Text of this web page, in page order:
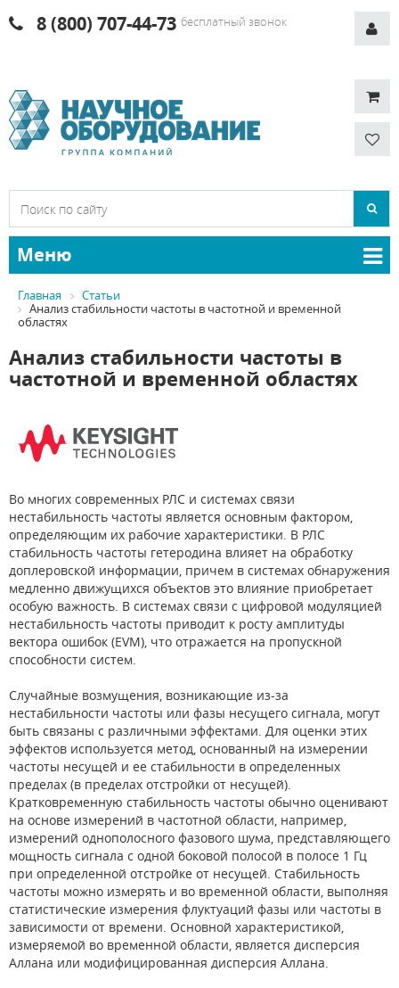
8 (800) 707-44-73 бесплатный звонок
Меню
Главная
Статьи
Анализ стабильности частоты в частотной и временной
областях
Анализ стабильности частоты в
частотной и временной областях
Во многих современных РЛС и системах связи
нестабильность частоты является основным фактором,
определяющим их рабочие характеристики. В РЛС
стабильность частоты гетеродина влияет на обработку
доплеровской информации, причем в системах обнаружения
медленно движущихся объектов это влияние приобретает
особую важность. В системах связи с цифровой модуляцией
нестабильность частоты приводит к росту амплитуды
вектора ошибок (EVM), что отражается на пропускной
способности систем.
Случайные возмущения, возникающие из-за
нестабильности частоты или фазы несущего сигнала, могут
быть связаны с различными эффектами. Для оценки этих
эффектов используется метод, основанный на измерении
частоты несущей и ее стабильности в определенных
пределах (в пределах отстройки от несущей).
Кратковременную стабильность частоты обычно оценивают
на основе измерений в частотной области, например,
измерений однополосного фазового шума, представляющего
мощность сигнала с одной боковой полосой в полосе 1 Гц
при определенной отстройке от несущей. Стабильность
частоты можно измерять и во временной области, выполняя
статистические измерения флуктуаций фазы или частоты в
зависимости от времени. Основной характеристикой,
измеряемой во временной области, является дисперсия
Аллана или модифицированная дисперсия Аллана.